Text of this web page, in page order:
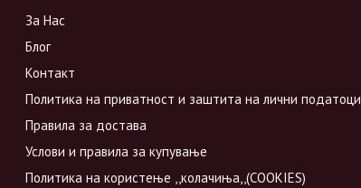
За Нас
Блог
Контакт
Политика на приватност и заштита на лични податоци
Правила за достава
Услови и правила за купување
Политика на користење ,,колачиња,,(COOKIES)